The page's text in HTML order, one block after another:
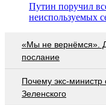
Путин поручил
неиспользуемых
«Мы не вернёмся».
послание
Почему экс-
Зеленского